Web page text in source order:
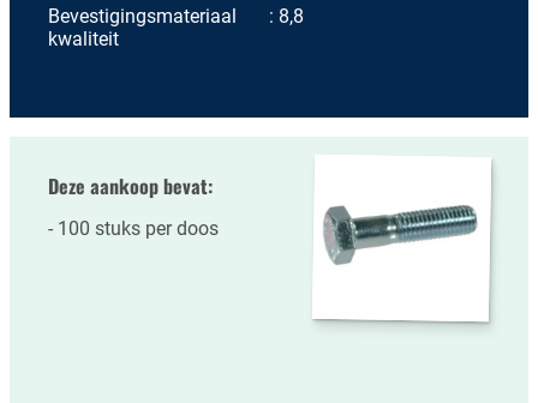
Bevestigingsmateriaal
kwaliteit
8,8
Deze aankoop bevat:
100 stuks per doos